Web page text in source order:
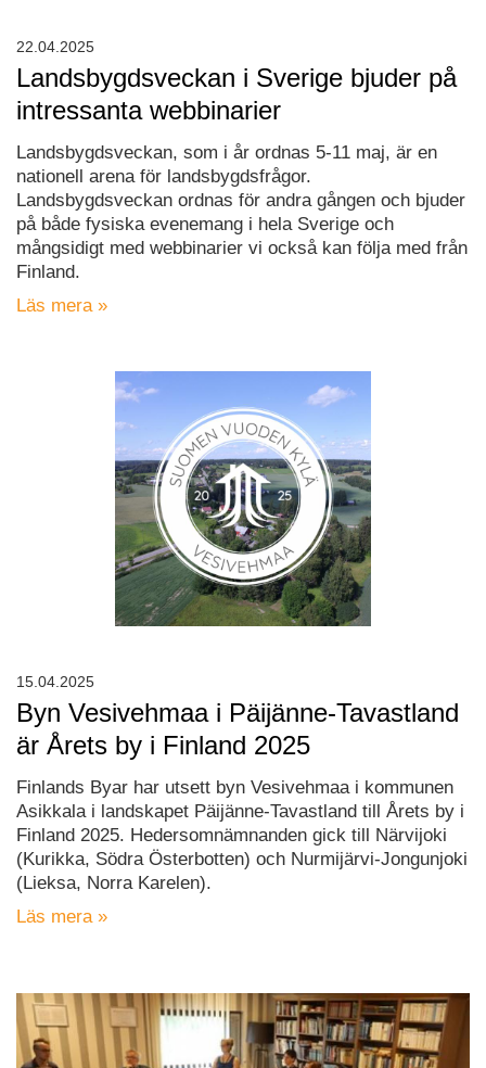
Landsbygdsveckan i Sverige bjuder på
intressanta webbinarier
Landsbygdsveckan, som i år ordnas 5-11 maj, är en
nationell arena för landsbygdsfrågor.
Landsbygdsveckan ordnas för andra gången och bjuder
på både fysiska evenemang i hela Sverige och
mångsidigt med webbinarier vi också kan följa med från
Finland.
Läs mera »
22.04.2025
Byn Vesivehmaa i Päijänne-Tavastland
är Årets by i Finland 2025
Finlands Byar har utsett byn Vesivehmaa i kommunen
Asikkala i landskapet Päijänne-Tavastland till Årets by i
Finland 2025. Hedersomnämnanden gick till Närvijoki
(Kurikka, Södra Österbotten) och Nurmijärvi-Jongunjoki
(Lieksa, Norra Karelen).
Läs mera »
15.04.2025